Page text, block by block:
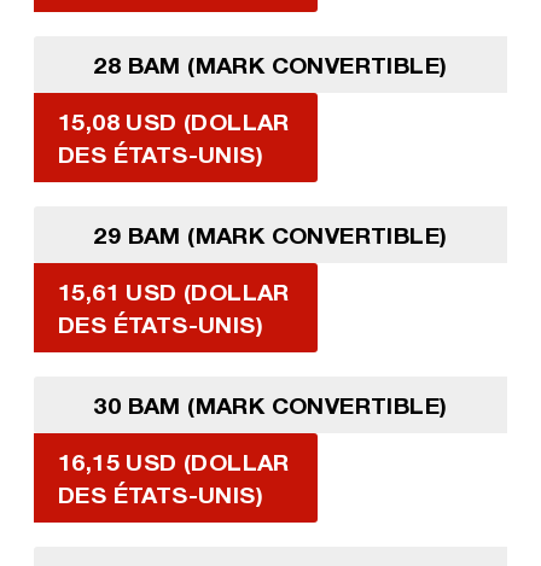
28 BAM (MARK CONVERTIBLE)
15,08 USD (DOLLAR
DES ÉTATS-UNIS)
29 BAM (MARK CONVERTIBLE)
15,61 USD (DOLLAR
DES ÉTATS-UNIS)
30 BAM (MARK CONVERTIBLE)
16,15 USD (DOLLAR
DES ÉTATS-UNIS)